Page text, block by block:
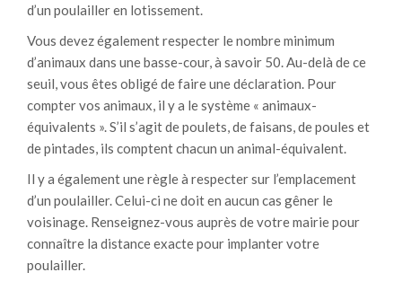
d’un poulailler en lotissement.
Vous devez également respecter le nombre minimum
d’animaux dans une basse-cour, à savoir 50. Au-delà de ce
seuil, vous êtes obligé de faire une déclaration. Pour
compter vos animaux, il y a le système « animaux-
équivalents ». S’il s’agit de poulets, de faisans, de poules et
de pintades, ils comptent chacun un animal-équivalent.
Il y a également une règle à respecter sur l’emplacement
d’un poulailler. Celui-ci ne doit en aucun cas gêner le
voisinage. Renseignez-vous auprès de votre mairie pour
connaître la distance exacte pour implanter votre
poulailler.